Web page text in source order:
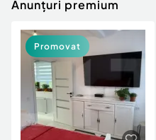
Animale de companie
Afaceri și
Inchiriere Bunuri si
Utilaje agricole si
Piese auto si accesorii
Dacia Duster
Anunțuri premium
Promovat